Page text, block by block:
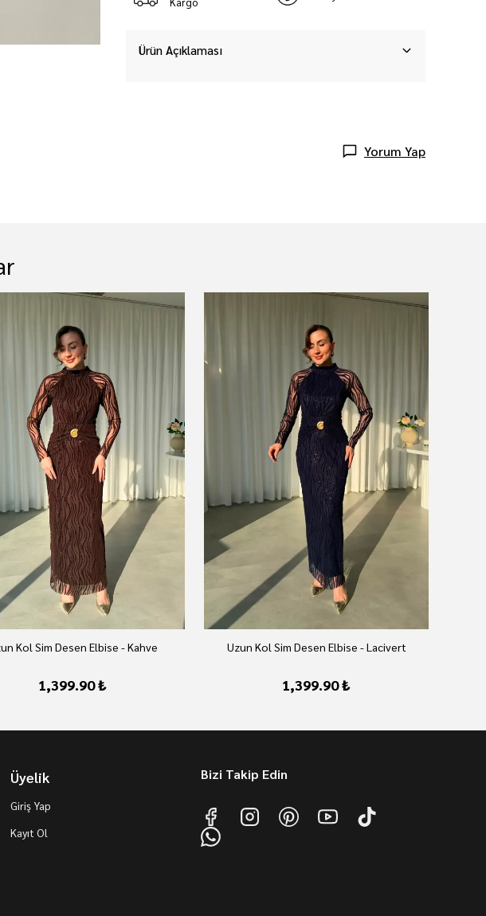
Ürün Açıklaması
Yorum Yap
Kol Sim Desen Elbise - Kahve
1,399.90 ₺
Uzun Kol Sim Desen Elbise - Lacivert
1,399.90 ₺
Üyelik
Giriş Yap
Kayıt Ol
Bizi Takip Edin